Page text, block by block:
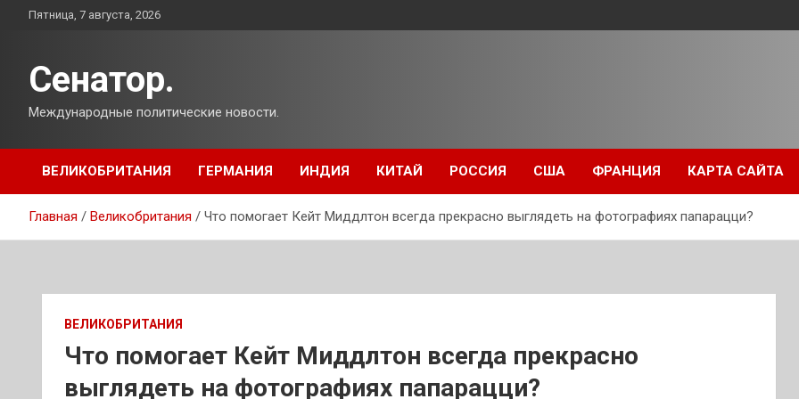
ПерейтиПятница, 7 августа, 2026
Сенатор.
Международные политические новости.
ВЕЛИКОБРИТАНИЯ ГЕРМАНИЯ ИНДИЯ КИТАЙ РОССИЯ США ФРАНЦИЯ КАРТА САЙТА
Главная Великобритания Что помогает Кейт Миддлтон всегда прекрасно выглядеть на фотографиях папарацци?
ВЕЛИКОБРИТАНИЯ
Что помогает Кейт Миддлтон всегда прекрасно
выглядеть на фотографиях папарацци?